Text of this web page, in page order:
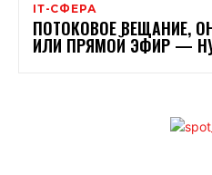
ІТ-СФЕРА
ПОТОКОВОЕ ВЕЩАНИЕ,
ИЛИ ПРЯМОЙ ЭФИР —